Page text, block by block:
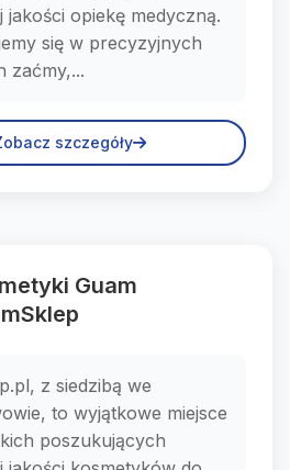
jakości opiekę medyczną.
się w precyzyjnych
zaćmy,...
szczegóły
Guam
z siedzibą we
to wyjątkowe miejsce
poszukujących